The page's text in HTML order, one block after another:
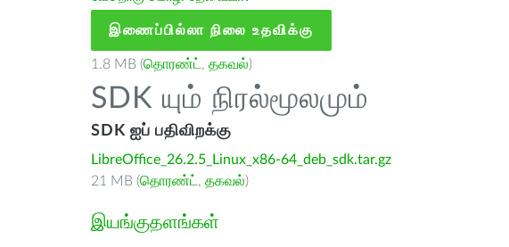
இணைப்பில்லா நிலை உதவிக்கு
1.8 MB (தொரண்ட் , தகவல்)
SDK யும் நிரல்மூலமும்
SDK ஐப் பதிவிறக்கு
LibreOffice_26.2.5_Linux_x86-64_deb_sdk.tar.gz
21 MB (தொரண்ட் , தகவல்)
இயங்குதளங்கள்